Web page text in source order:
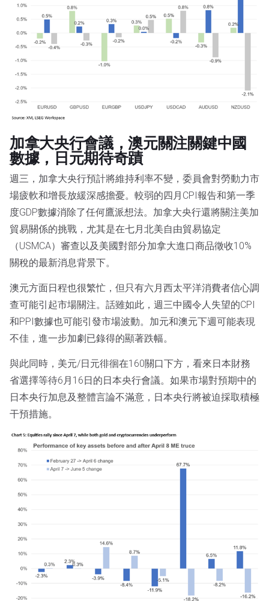
加拿大央行會議，澳元關注關鍵中國
數據，日元期待奇蹟
週三，加拿大央行預計將維持利率不變，委員會對勞動力市
場疲軟和增長放緩深感擔憂。較弱的四月CPI報告和第一季
度GDP數據消除了任何鷹派想法。加拿大央行還將關注美加
貿易關係的挑戰，尤其是在七月北美自由貿易協定
（USMCA）審查以及美國對部分加拿大進口商品徵收10%
關稅的最新消息背景下。
澳元方面日程也很繁忙，但只有六月西太平洋消費者信心調
查可能引起市場關注。話雖如此，週三中國令人失望的CPI
和PPI數據也可能引發市場波動。加元和澳元下週可能表現
不佳，進一步加劇已錄得的顯著跌幅。
與此同時，美元/日元徘徊在160關口下方，看來日本財務
省選擇等待6月16日的日本央行會議。如果市場對預期中的
日本央行加息及整體言論不滿意，日本央行將被迫採取積極
干預措施。